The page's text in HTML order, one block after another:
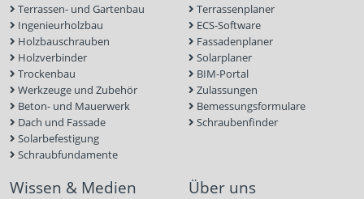
Terrassen- und Gartenbau
Ingenieurholzbau
Holzbauschrauben
Holzverbinder
Trockenbau
Werkzeuge und Zubehör
Beton- und Mauerwerk
Dach und Fassade
Solarbefestigung
Schraubfundamente
Terrassenplaner
ECS-Software
Fassadenplaner
Solarplaner
BIM-Portal
Zulassungen
Bemessungsformulare
Schraubenfinder
Wissen & Medien Über uns